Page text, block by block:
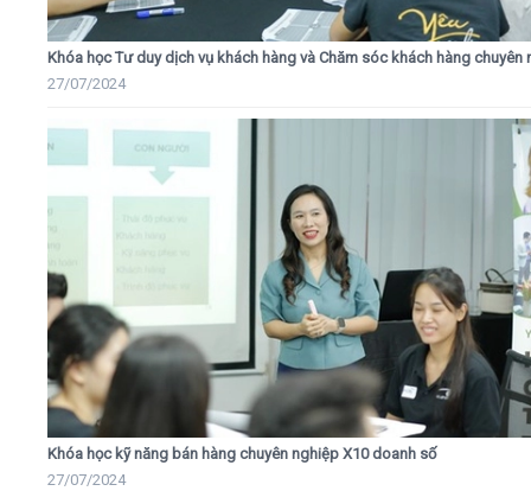
Khóa học Tư duy dịch vụ khách hàng và Chăm sóc khách hàng chuyên
27/07/2024
Khóa học kỹ năng bán hàng chuyên nghiệp X10 doanh số
27/07/2024